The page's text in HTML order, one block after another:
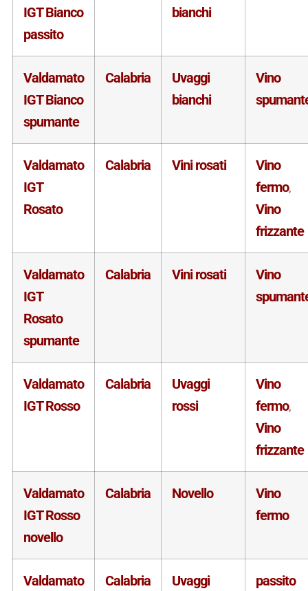
IGT Bianco
passito
bianchi
Valdamato
IGT Bianco
spumante
Calabria
Uvaggi
bianchi
Vino
Valdamato
IGT
Rosato
Calabria Vini rosati
Vino
fermo,
Vino
frizzante
Valdamato
IGT
Rosato
spumante
Calabria Vini rosati
Vino
Valdamato
IGT Rosso
Calabria
Uvaggi
rossi
Vino
fermo,
Vino
frizzante
Valdamato
IGT Rosso
novello
Calabria Novello
Vino
fermo
Valdamato
Calabria
Uvaggi
passito